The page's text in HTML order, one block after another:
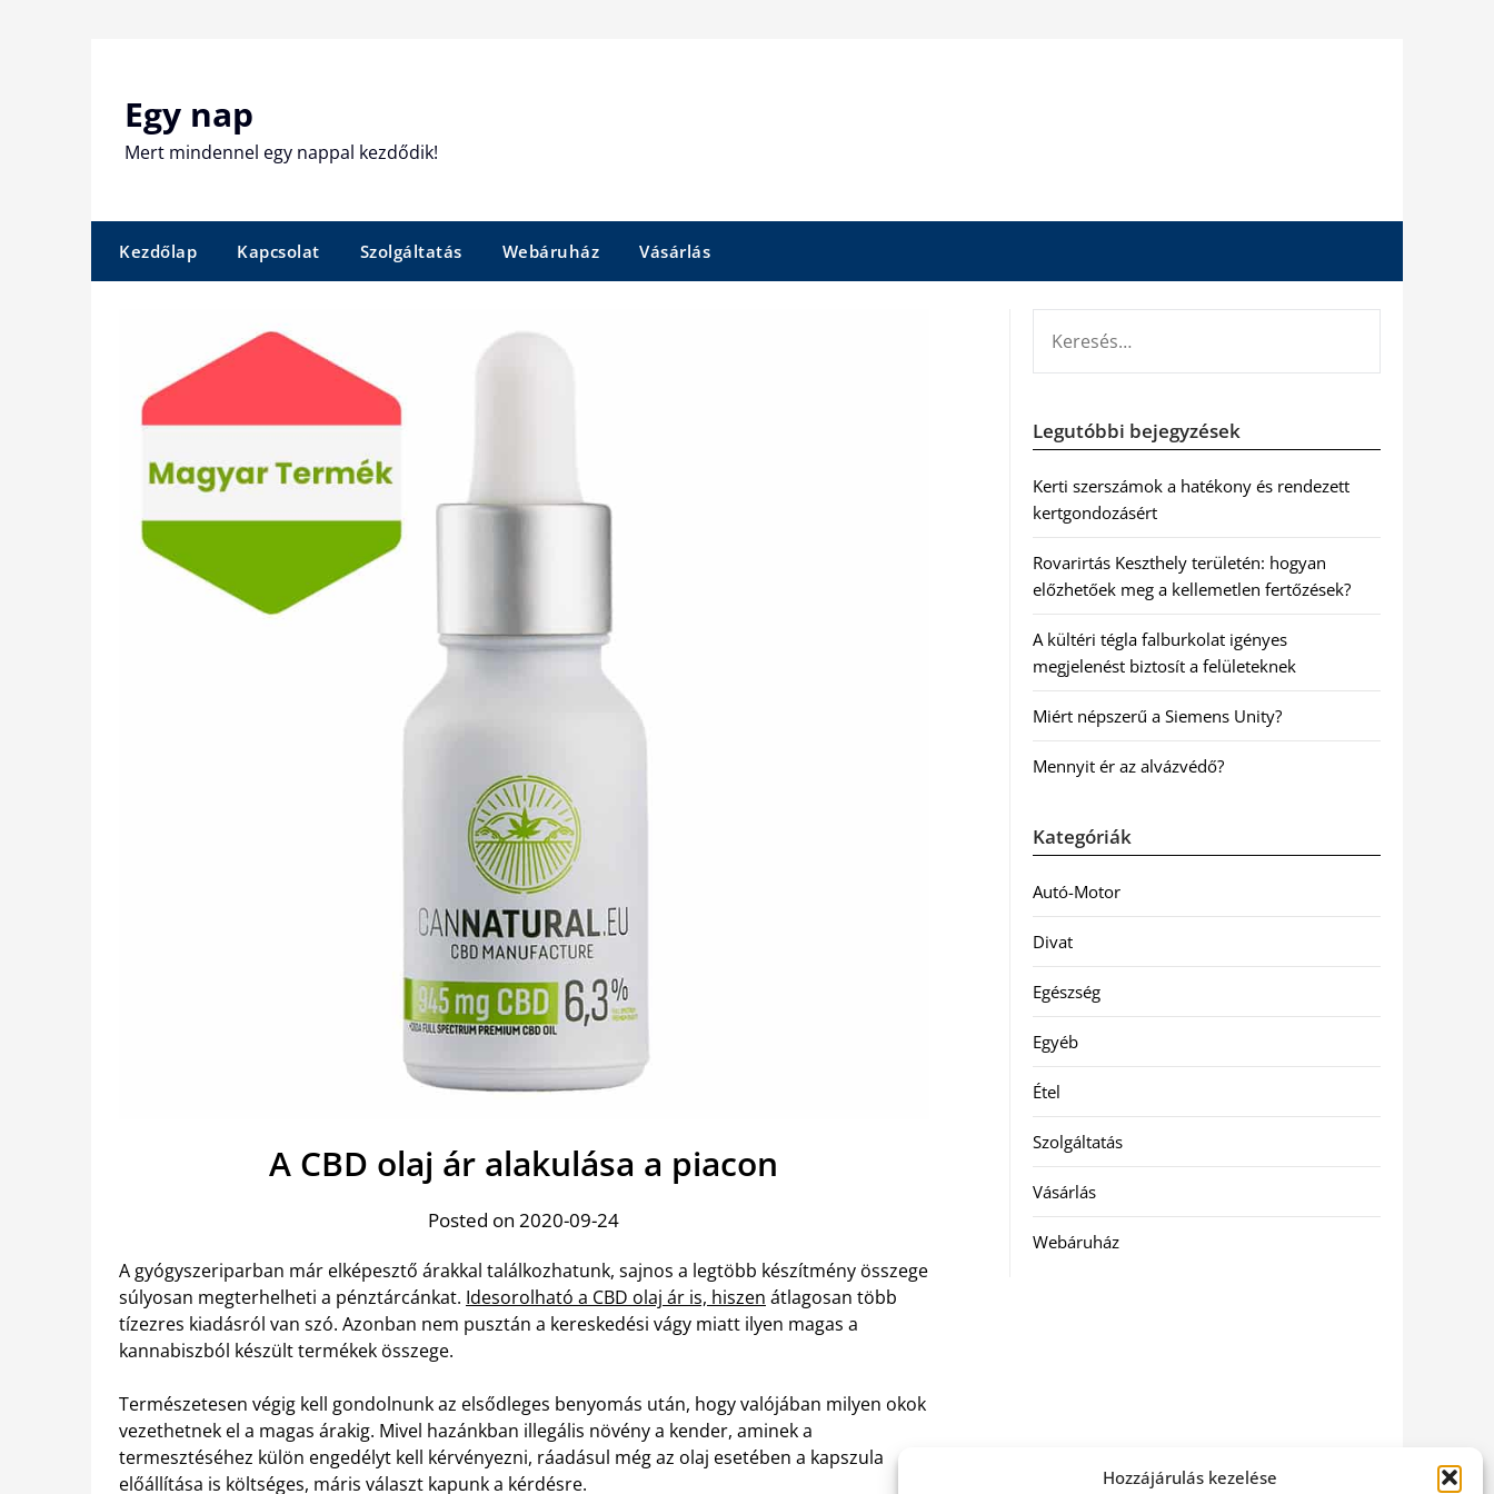
Hozzájárulás kezelése
Egy nap
Mert mindennel egy nappal kezdődik!
Kezdőlap Kapcsolat Szolgáltatás Webáruház Vásárlás
A CBD olaj ár alakulása a piacon
Posted on 2020-09-24
A gyógyszeriparban már elképesztő árakkal találkozhatunk, sajnos a legtöbb készítmény összege
súlyosan megterhelheti a pénztárcánkat. Idesorolható a CBD olaj ár is, hiszen átlagosan több
tízezres kiadásról van szó. Azonban nem pusztán a kereskedési vágy miatt ilyen magas a
kannabiszból készült termékek összege.
Természetesen végig kell gondolnunk az elsődleges benyomás után, hogy valójában milyen okok
vezethetnek el a magas árakig. Mivel hazánkban illegális növény a kender, aminek a
termesztéséhez külön engedélyt kell kérvényezni, ráadásul még az olaj esetében a kapszula
előállítása is költséges, máris választ kapunk a kérdésre.
Legutóbbi bejegyzések
Kerti szerszámok a hatékony és rendezett
kertgondozásért
Rovarirtás Keszthely területén: hogyan
előzhetőek meg a kellemetlen fertőzések?
A kültéri tégla falburkolat igényes
megjelenést biztosít a felületeknek
Miért népszerű a Siemens Unity?
Mennyit ér az alvázvédő?
Kategóriák
Autó-Motor
Divat
Egészség
Egyéb
Étel
Szolgáltatás
Vásárlás
Webáruház